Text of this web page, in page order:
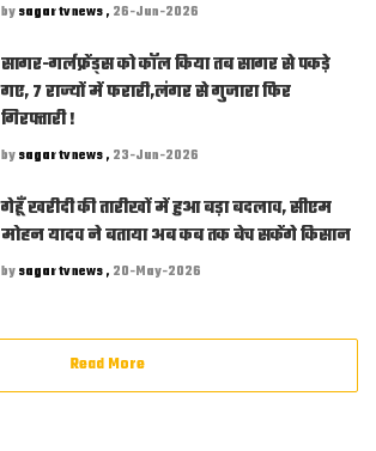
bysagar tv news , 26-Jun-2026
सागर-गर्लफ्रेंड्स को कॉल किया तब सागर से पकड़े
गए, 7 राज्यों में फरारी,लंगर से गुजारा फिर
गिरफ्तारी !
bysagar tv news , 23-Jun-2026
गेहूँ खरीदी की तारीखों में हुआ बड़ा बदलाव, सीएम
मोहन यादव ने बताया अब कब तक बेच सकेंगे किसान
bysagar tv news , 20-May-2026
Read More